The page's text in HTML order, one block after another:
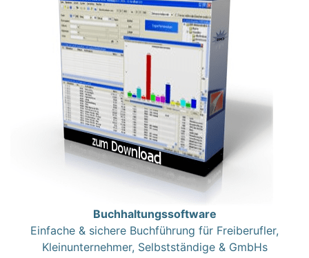
Buchhaltungssoftware
Einfache & sichere Buchführung für Freiberufler,
Kleinunternehmer, Selbstständige & GmbHs